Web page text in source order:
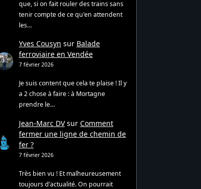
que, si on fait rouler des trains sans
tenir compte de ce qu'en attendent
les…
Yves Cousyn sur Balade
ferroviaire en Vendée
7 février 2026
Je suis content que cela te plaise ! Il y
a 2 chose à faire : à Mortagne
prendre le…
Jean-Marc DVsur Comment
fermer une ligne de chemin de
fer ?
7 février 2026
Très bien vu ! Et malheureusement
toujours d’actualité. On pourrait